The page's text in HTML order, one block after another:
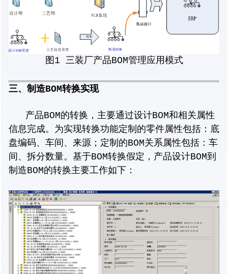
图1 三装厂产品BOM管理应用模式
三、制造BOM转换实现
产品BOM的转换，主要通过设计BOM和相关属性
信息完成。为实现转换功能定制的零件属性包括：底
盘编码、车间、来源；定制的BOM关系属性包括：车
间、拆分数量。基于BOM转换假定，产品设计BOM到
制造BOM的转换主要工作如下：